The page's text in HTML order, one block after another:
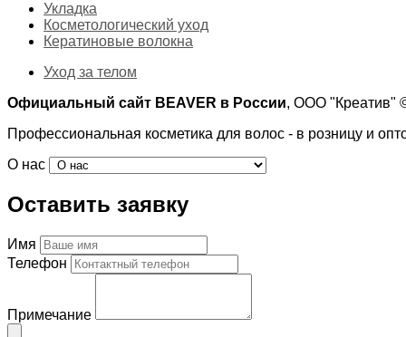
Укладка
Косметологический уход
Кератиновые волокна
Уход за телом
Официальный сайт BEAVER в России, ООО "Креатив"
Профессиональная косметика для волос - в розницу и
О нас
Оставить заявку
Имя
Телефон
Примечание